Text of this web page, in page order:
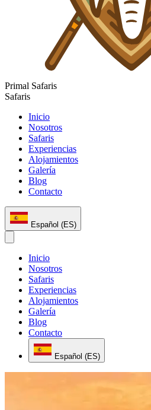
Primal Safaris
Safaris
Inicio
Nosotros
Safaris
Experiencias
Alojamientos
Galería
Blog
Contacto
Español (ES)
Inicio
Nosotros
Safaris
Experiencias
Alojamientos
Galería
Blog
Contacto
Español (ES)